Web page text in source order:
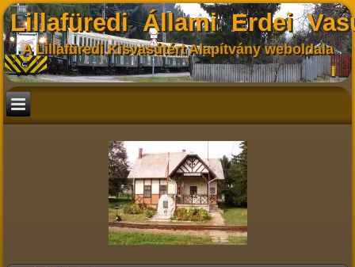
Lillafüredi Állami Erdei
A Lillafüredi Kisvasútért Alapítvány weboldala